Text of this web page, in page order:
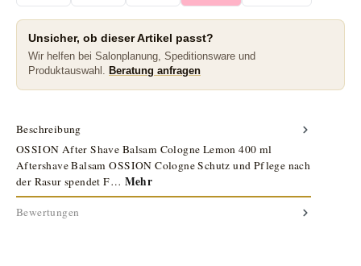
Unsicher, ob dieser Artikel passt?
Wir helfen bei Salonplanung, Speditionsware und
Produktauswahl.
Beratung anfragen
Beschreibung
OSSION After Shave Balsam Cologne Lemon 400 ml
Aftershave Balsam OSSION Cologne Schutz und Pflege nach
der Rasur spendet F… Mehr
Bewertungen